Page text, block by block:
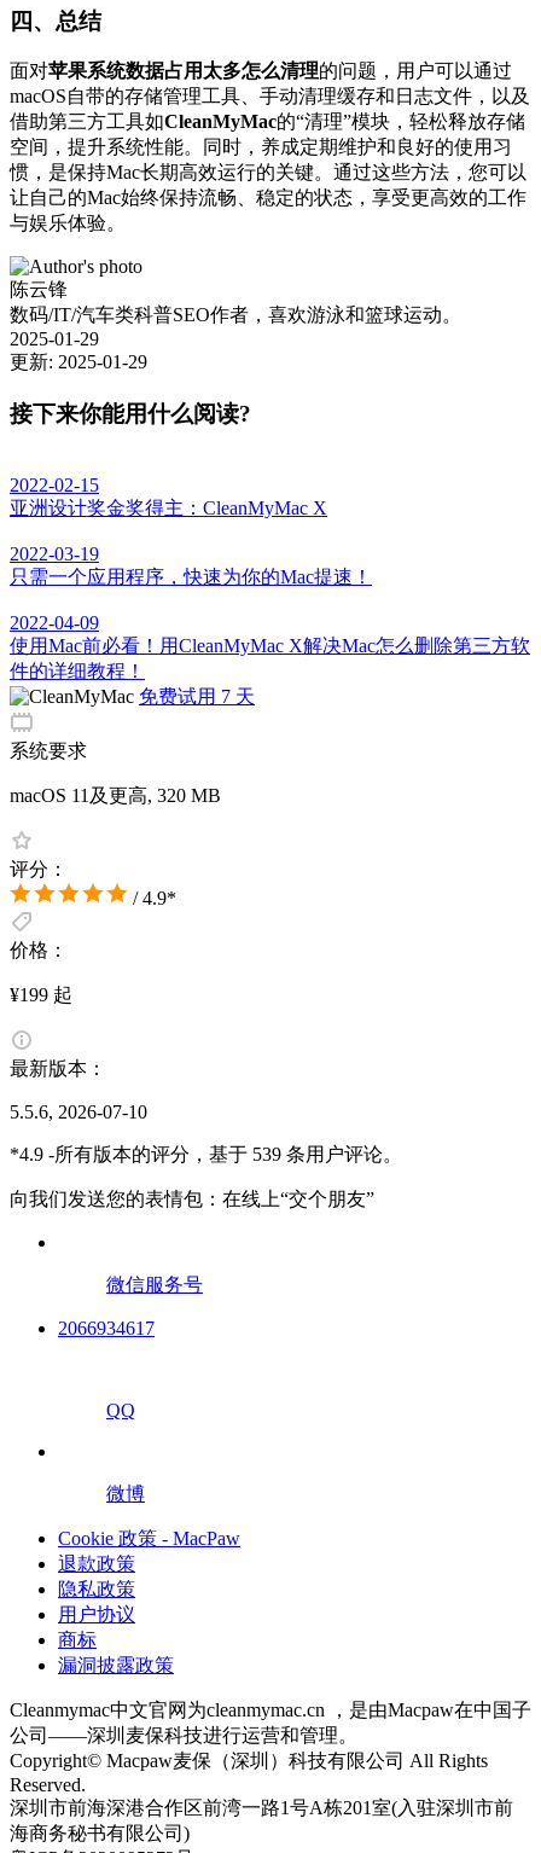
四、总结
面对苹果系统数据占用太多怎么清理的问题，用户可以通过
macOS自带的存储管理工具、手动清理缓存和日志文件，以及
借助第三方工具如CleanMyMac的“清理”模块，轻松释放存储
空间，提升系统性能。同时，养成定期维护和良好的使用习
惯，是保持Mac长期高效运行的关键。通过这些方法，您可以
让自己的Mac始终保持流畅、稳定的状态，享受更高效的工作
与娱乐体验。
陈云锋
数码/IT/汽车类科普SEO作者，喜欢游泳和篮球运动。
2025-01-29
更新: 2025-01-29
接下来你能用什么阅读?
2022-02-15
亚洲设计奖金奖得主：CleanMyMac X
2022-03-19
只需一个应用程序，快速为你的Mac提速！
2022-04-09
使用Mac前必看！用CleanMyMac X解决Mac怎么删除第三方软
件的详细教程！
免费试用 7 天
系统要求
macOS 11及更高, 320 MB
评分：
/ 4.9*
价格：
¥199 起
最新版本：
5.5.6, 2026-07-10
*4.9 -所有版本的评分，基于 539 条用户评论。
向我们发送您的表情包：在线上“交个朋友”
微信服务号
2066934617
QQ
微博
Cookie 政策 - MacPaw
退款政策
隐私政策
用户协议
商标
漏洞披露政策
Cleanmymac中文官网为cleanmymac.cn ，是由Macpaw在中国子
公司——深圳麦保科技进行运营和管理。
Copyright© Macpaw麦保（深圳）科技有限公司 All Rights
Reserved.
深圳市前海深港合作区前湾一路1号A栋201室(入驻深圳市前
海商务秘书有限公司)